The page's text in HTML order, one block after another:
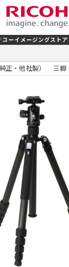
コーイメージングストア
正・他社製） 三脚